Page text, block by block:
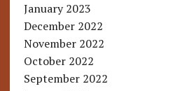
January 2023
December 2022
November 2022
October 2022
September 2022